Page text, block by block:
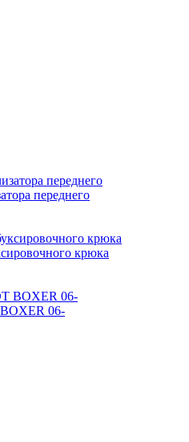
переднего
крюка
06-